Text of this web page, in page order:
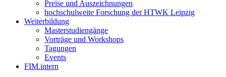
Preise und Auszeichnungen
hochschulweite Forschung der HTWK Leipzig
Weiterbildung
Masterstudiengänge
Vorträge und Workshops
Tagungen
Events
FIM.intern